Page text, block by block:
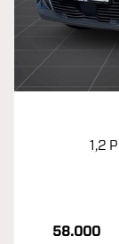
1,2
58.000